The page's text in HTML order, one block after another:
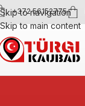
Skip to navigation
Skip to main content
+372 56152775